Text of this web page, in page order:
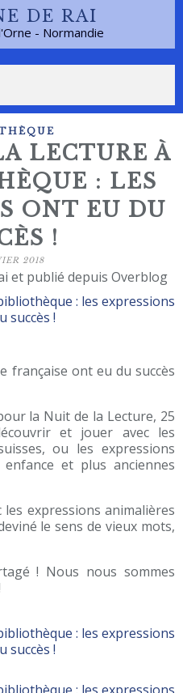
DE RAI
- Normandie
LECTURE À
: LES
ONT EU DU
!
2018
et publié depuis Overblog
française ont eu du succès
la Nuit de la Lecture, 25
et jouer avec les
ou les expressions
et plus anciennes
expressions animalières
le sens de vieux mots,
! Nous nous sommes